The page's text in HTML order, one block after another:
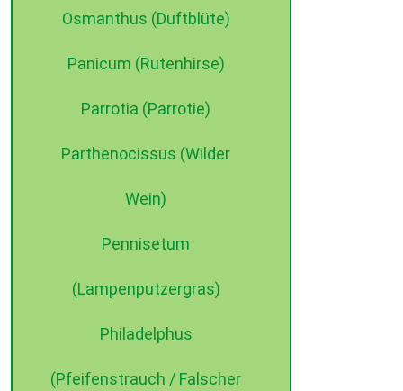
Osmanthus (Duftblüte)
Panicum (Rutenhirse)
Parrotia (Parrotie)
Parthenocissus (Wilder
Wein)
Pennisetum
(Lampenputzergras)
Philadelphus
(Pfeifenstrauch / Falscher